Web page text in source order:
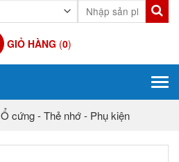
GIỎ HÀNG (0)
Ổ cứng - Thẻ nhớ - Phụ kiện